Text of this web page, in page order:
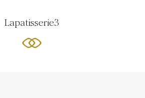
Lapatisserie3